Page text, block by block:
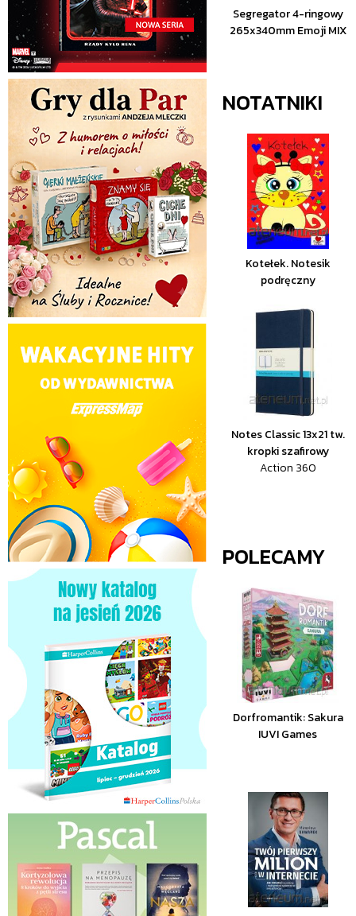
Segregator 4-ringowy
265x340mm Emoji MIX
NOTATNIKI
Kotełek. Notesik
podręczny
Notes Classic 13x21 tw.
kropki szafirowy
Action 360
POLECAMY
Dorfromantik: Sakura
IUVI Games